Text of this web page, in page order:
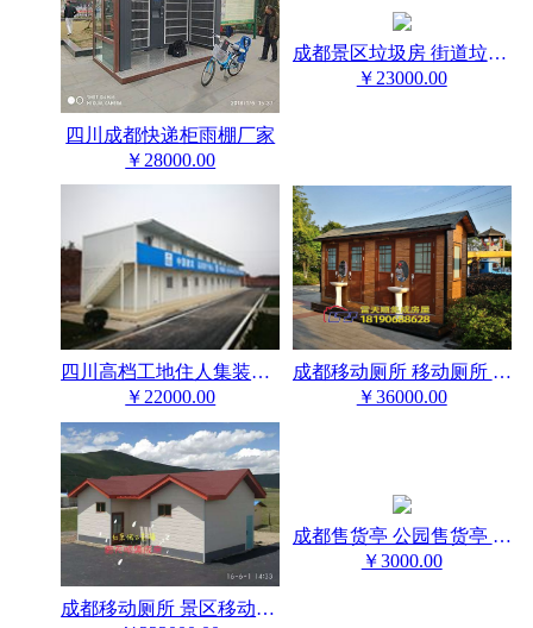
四川成都快递柜雨棚厂家
￥28000.00
成都景区垃圾房 街道垃圾房 工地垃圾房
￥23000.00
四川高档工地住人集装箱活动房厂家
￥22000.00
成都移动厕所 移动厕所 景区移动厕所
￥36000.00
成都移动厕所 景区移动厕所 公园移动厕所
成都售货亭 公园售货亭 小区售货亭
￥3000.00